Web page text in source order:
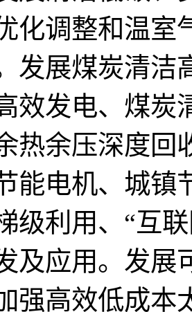
化调整和温室
发展煤炭清洁
效发电、煤炭
热余压深度回
能电机、城镇
级利用、“互
及应用。发展
强高效低成本